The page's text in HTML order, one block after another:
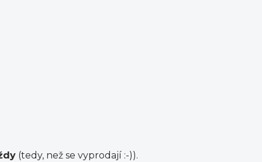
(tedy, než se vyprodají :-)).